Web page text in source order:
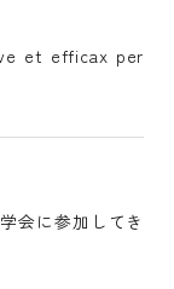
et efficax per
会に参加してき